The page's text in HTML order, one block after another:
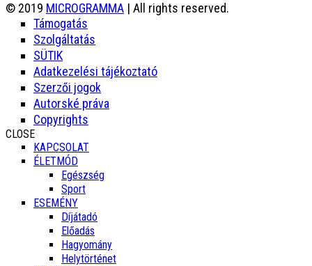
© 2019 MICROGRAMMA | All rights reserved.
Támogatás
Szolgáltatás
SÜTIK
Adatkezelési tájékoztató
Szerzői jogok
Autorské práva
Copyrights
CLOSE
KAPCSOLAT
ÉLETMÓD
Egészség
Sport
ESEMÉNY
Díjátadó
Előadás
Hagyomány
Helytörténet